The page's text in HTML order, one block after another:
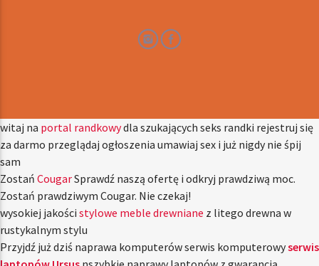
witaj na portal randkowydla szukających seks randki rejestruj się
za darmo przeglądaj ogłoszenia umawiaj sex i już nigdy nie śpij
sam
Zostań CougarSprawdź naszą ofertę i odkryj prawdziwą moc.
Zostań prawdziwym Cougar. Nie czekaj!
wysokiej jakości stylowe meble drewniane z litego drewna w
rustykalnym stylu
Przyjdź już dziś naprawa komputerów serwis komputerowyserwis